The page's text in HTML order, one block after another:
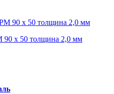
х 50 толщина 2,0 мм